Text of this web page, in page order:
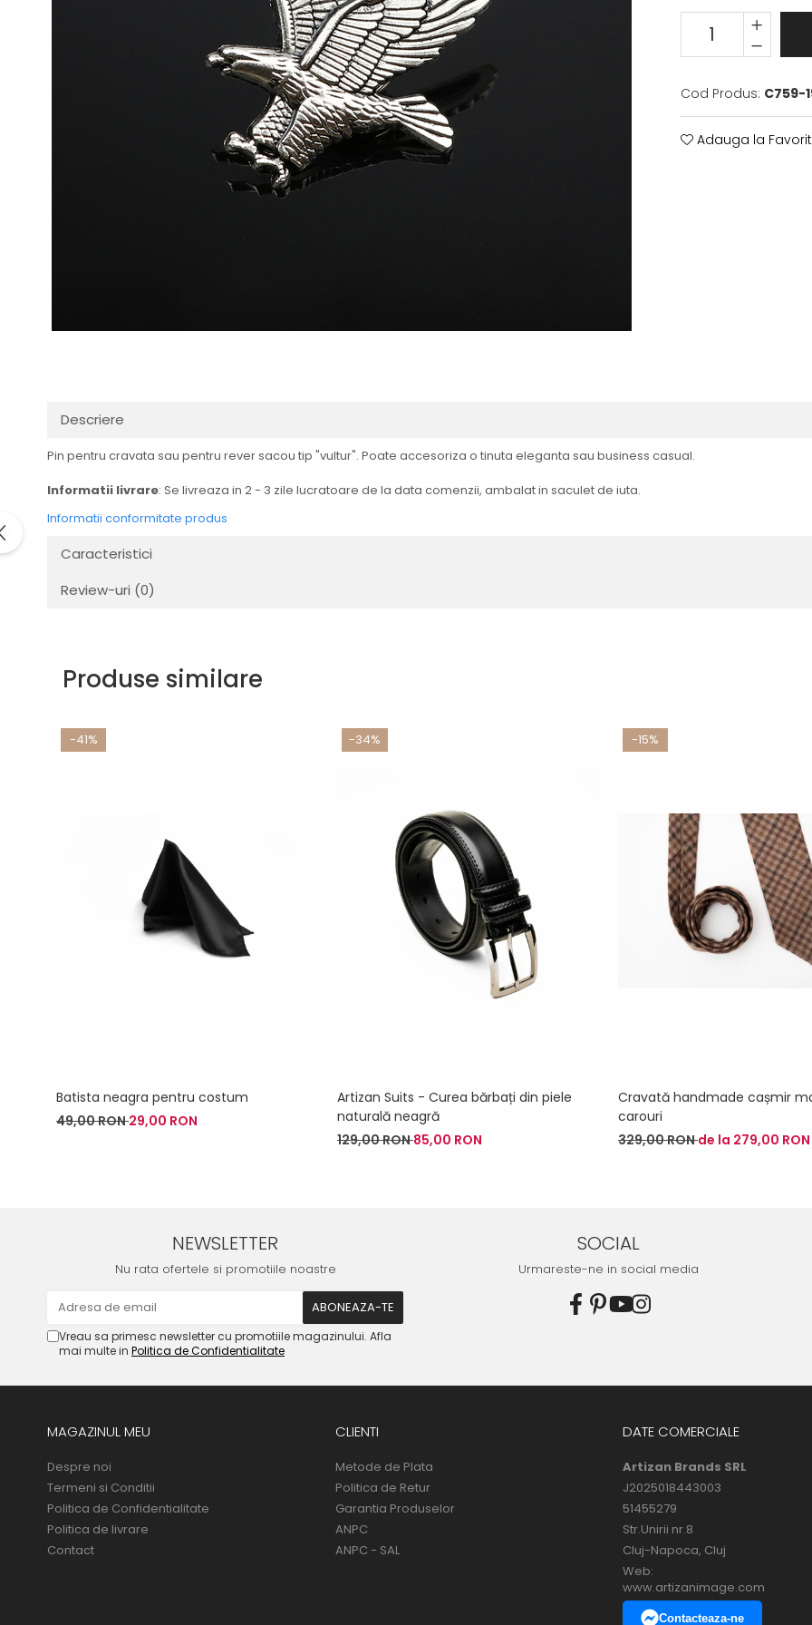
Cod Produs: C759-
Adauga la
Descriere
Pin pentru cravata sau pentru rever sacou tip "vultur". Poate accesoriza o tinuta eleganta sau business casual.
Informatii livrare: Se livreaza in 2 - 3 zile lucratoare de la data comenzii, ambalat in saculet de iuta.
Informatii conformitate produs
Caracteristici
Review-uri (0)
Produse similare
-41%
Batista neagra pentru costum
49,00 RON29,00 RON
-34%
Artizan Suits - Curea bărbați din piele
naturală neagră
129,00 RON85,00 RON
-15%
Cravată handmade cașmir
carouri
329,00 RONde la 279,00 RON
NEWSLETTER
Nu rata ofertele si promotiile noastre
Vreau sa primesc newsletter cu promotiile magazinului. Afla
mai multe in Politica de Confidentialitate
SOCIAL
Urmareste-ne in social media
MAGAZINUL MEU
Despre noi
Termeni si Conditii
Politica de Confidentialitate
Politica de livrare
Contact
CLIENTI
Metode de Plata
Politica de Retur
Garantia Produselor
ANPC
ANPC - SAL
DATE COMERCIALE
Artizan Brands SRL
J2025018443003
51455279
Str.Unirii nr.8
Cluj-Napoca, Cluj
Web:
www.artizanimage.com
Contacteaza-ne